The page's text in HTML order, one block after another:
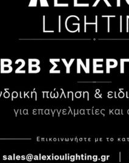
Επικοινωνία
Blog
Τρόποι Παραγγελίας
Τρόποι Αποστολής
κόστος